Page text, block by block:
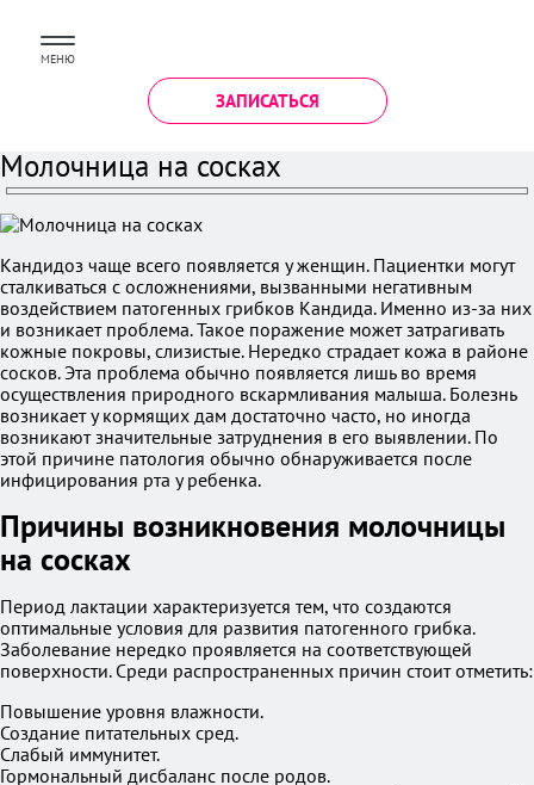
МЕНЮ
ЗАПИСАТЬСЯ
Молочница на сосках
Кандидоз чаще всего появляется у женщин. Пациентки могут
сталкиваться с осложнениями, вызванными негативным
воздействием патогенных грибков Кандида. Именно из-за них
и возникает проблема. Такое поражение может затрагивать
кожные покровы, слизистые. Нередко страдает кожа в районе
сосков. Эта проблема обычно появляется лишь во время
осуществления природного вскармливания малыша. Болезнь
возникает у кормящих дам достаточно часто, но иногда
возникают значительные затруднения в его выявлении. По
этой причине патология обычно обнаруживается после
инфицирования рта у ребенка.
Причины возникновения молочницы
на сосках
Период лактации характеризуется тем, что создаются
оптимальные условия для развития патогенного грибка.
Заболевание нередко проявляется на соответствующей
поверхности. Среди распространенных причин стоит отметить:
Повышение уровня влажности.
Создание питательных сред.
Слабый иммунитет.
Гормональный дисбаланс после родов.